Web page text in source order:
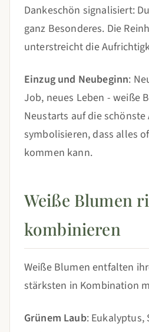
Dankeschön signalisiert:
ganz Besonderes. Die
unterstreicht die
Einzug und Neubeginn:
Job, neues Leben - weiße
Neustarts auf die schönste
symbolisieren, dass alles
kommen kann.
Weiße Blumen
kombinieren
Weiße Blumen entfalten
stärksten in Kombination
Grünem Laub: Eukalyptus,